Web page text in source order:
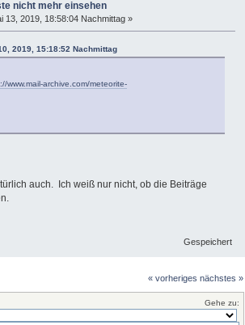
nicht mehr einsehen
13, 2019, 18:58:04 Nachmittag »
2019, 15:18:52 Nachmittag
www.mail-archive.com/meteorite-
auch. Ich weiß nur nicht, ob die Beiträge
Gespeichert
« vorheriges nächstes »
Gehe zu: